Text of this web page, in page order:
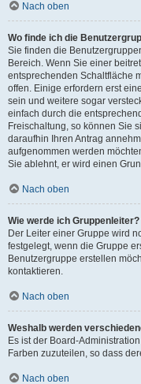
Nach oben
Wo finde ich die
Sie finden die
Bereich. Wenn Sie einer
entsprechenden Schaltfläche
offen. Einige erfordern erst
sein und weitere sogar
einfach durch die
Freischaltung, so können Sie
daraufhin Ihren Antrag
aufgenommen werden
Sie ablehnt, er wird einen
Nach oben
Wie werde ich Gruppenleiter?
Der Leiter einer Gruppe wird
festgelegt, wenn die Gruppe
Benutzergruppe erstellen
kontaktieren.
Nach oben
Weshalb werden
Es ist der Board-
Farben zuzuteilen, so dass
Nach oben